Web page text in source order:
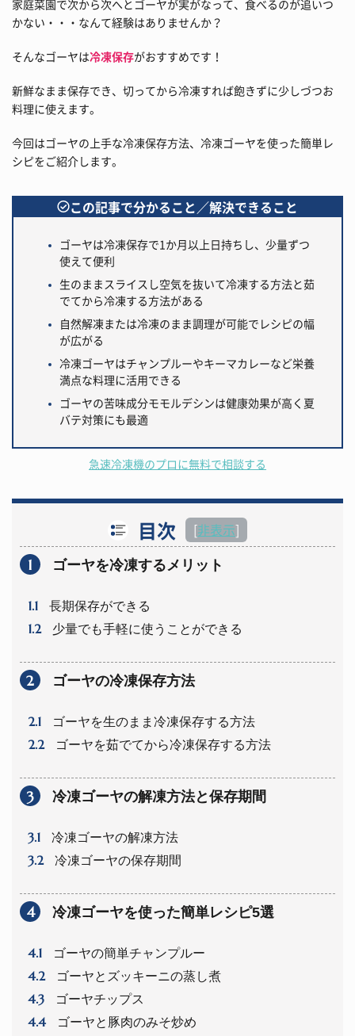
家庭菜園で次から次へとゴーヤが実がなって、食べるのが追いつ
かない・・・なんて経験はありませんか？
そんなゴーヤは冷凍保存がおすすめです！
新鮮なまま保存でき、切ってから冷凍すれば飽きずに少しづつお
料理に使えます。
今回はゴーヤの上手な冷凍保存方法、冷凍ゴーヤを使った簡単レ
シピをご紹介します。
この記事で分かること／解決できること
ゴーヤは冷凍保存で1か月以上日持ちし、少量ずつ
使えて便利
生のままスライスし空気を抜いて冷凍する方法と茹
でてから冷凍する方法がある
自然解凍または冷凍のまま調理が可能でレシピの幅
が広がる
冷凍ゴーヤはチャンプルーやキーマカレーなど栄養
満点な料理に活用できる
ゴーヤの苦味成分モモルデシンは健康効果が高く夏
バテ対策にも最適
急速冷凍機のプロに無料で相談する
目次 [非表示]
1 ゴーヤを冷凍するメリット
1.1 長期保存ができる
1.2 少量でも手軽に使うことができる
2 ゴーヤの冷凍保存方法
2.1 ゴーヤを生のまま冷凍保存する方法
2.2 ゴーヤを茹でてから冷凍保存する方法
3 冷凍ゴーヤの解凍方法と保存期間
3.1 冷凍ゴーヤの解凍方法
3.2 冷凍ゴーヤの保存期間
4 冷凍ゴーヤを使った簡単レシピ5選
4.1 ゴーヤの簡単チャンプルー
4.2 ゴーヤとズッキーニの蒸し煮
4.3 ゴーヤチップス
4.4 ゴーヤと豚肉のみそ炒め